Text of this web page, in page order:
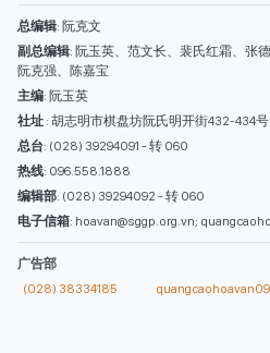
广告部
(028) 38334185
类别